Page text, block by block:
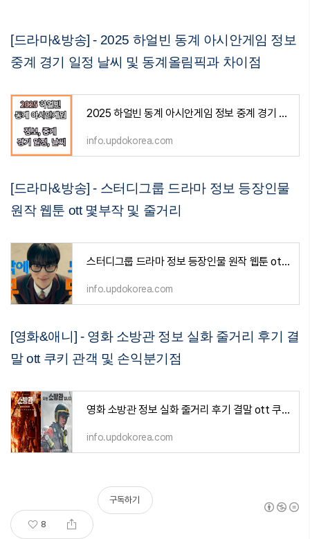
[드라마&방송] - 2025 하얼빈 동계 아시안게임 정보
중계 경기 일정 날씨 및 동계올림픽과 차이점
2025 하얼빈 동계 아시안게임 정보 중계 경기 일정 날씨 및 동계올림픽과 차이점
info.updokorea.com
[드라마&방송] - 스터디그룹 드라마 정보 등장인물
원작 웹툰 ott 몇부작 및 줄거리
스터디그룹 드라마 정보 등장인물 원작 웹툰 ott 몇부작 및 줄거리
info.updokorea.com
[영화&애니] - 영화 소방관 정보 실화 줄거리 후기 결
말 ott 쿠키 관객 및 손익분기점
영화 소방관 정보 실화 줄거리 후기 결말 ott 쿠키 관객 및 손익분기점
info.updokorea.com
8
구독하기